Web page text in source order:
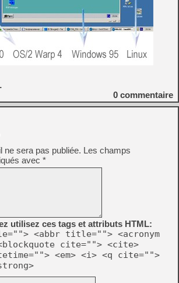
0 commentaire
ne sera pas publiée. Les champs
avec *
utilisez ces tags et attributs HTML:
<abbr title=""> <acronym
cite=""> <cite>
<em> <i> <q cite="">